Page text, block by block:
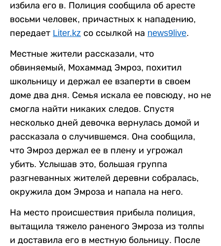
избила его в. Полиция сообщила об аресте
восьми человек, причастных к нападению,
передает Liter.kz со ссылкой на news9live.
Местные жители рассказали, что
обвиняемый, Мохаммад Эмроз, похитил
школьницу и держал ее взаперти в своем
доме два дня. Семья искала ее повсюду, но не
смогла найти никаких следов. Спустя
несколько дней девочка вернулась домой и
рассказала о случившемся. Она сообщила,
что Эмроз держал ее в плену и угрожал
убить. Услышав это, большая группа
разгневанных жителей деревни собралась,
окружила дом Эмроза и напала на него.
На место происшествия прибыла полиция,
вытащила тяжело раненого Эмроза из толпы
и доставила его в местную больницу. После